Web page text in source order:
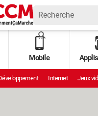
Mobile
Internet Jeux